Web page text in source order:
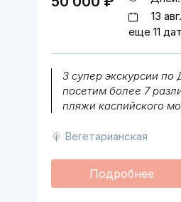
3 супер экскурсии по
посетим более 7
пляжи каспийского
Вегетарианская
13
еще 11 дат
Подробнее